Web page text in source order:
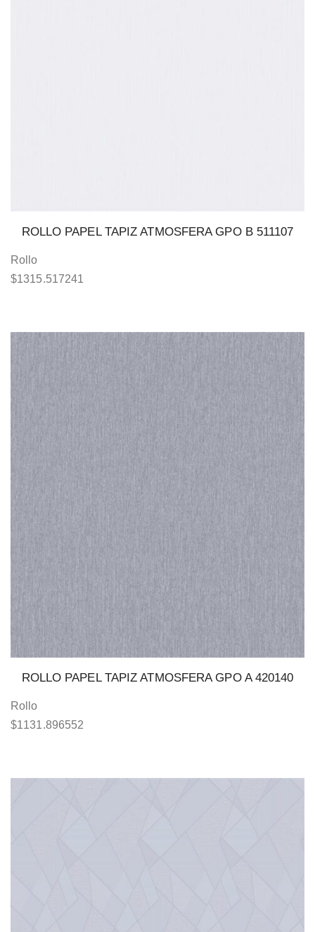
ROLLO PAPEL TAPIZ ATMOSFERA GPO B 511107
Rollo
$1315.517241
ROLLO PAPEL TAPIZ ATMOSFERA GPO A 420140
Rollo
$1131.896552